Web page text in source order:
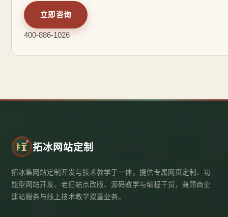
立即咨询
400-886-1026
拓冰网站定制
拓冰集网站定制开发与技术教学于一体，提供专属网页定制、功
能型网站开发、老旧站点改版、源码教学与编程干货，兼顾商业
建站服务与线上技术教学双重业务。